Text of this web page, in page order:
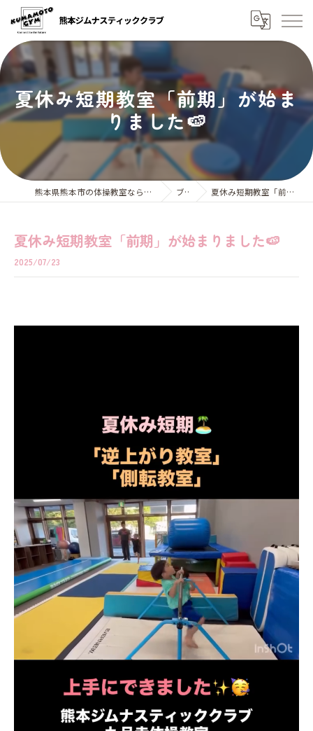
夏休み短期教室「前期」が始ま
りました🍉
熊本県熊本市の体操教室なら熊本ジムナスティッククラブ ブログ 夏休み短期教室「前期」が始まりました🍉
夏休み短期教室「前期」が始まりました🍉
2025/07/23